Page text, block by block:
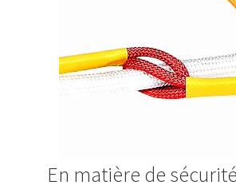
En matière de